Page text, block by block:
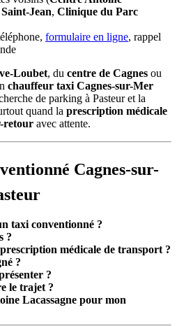
Jean, Clinique du Parc
formulaire en ligne, rappel
Loubet, du centre de Cagnes ou
chauffeur taxi Cagnes-sur-Mer
de parking à Pasteur et la
quand la prescription médicale
retour avec attente.
Cagnes-sur-
taxi conventionné ?
?
médicale de transport ?
?
?
le trajet ?
Lacassagne pour mon